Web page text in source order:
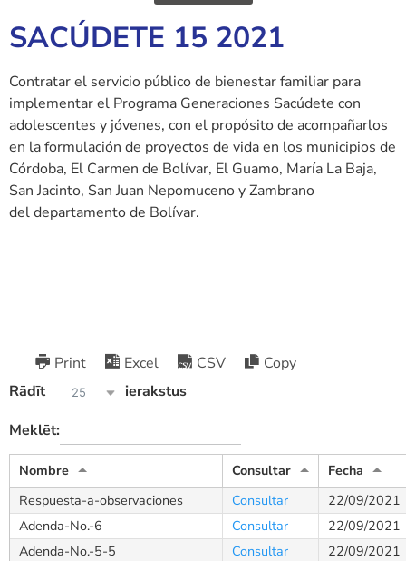
SACÚDETE 15 2021
Contratar el servicio público de bienestar familiar para
implementar el Programa Generaciones Sacúdete con
adolescentes y jóvenes, con el propósito de acompañarlos
en la formulación de proyectos de vida en los municipios de
Córdoba, El Carmen de Bolívar, El Guamo, María La Baja,
San Jacinto, San Juan Nepomuceno y Zambrano
del departamento de Bolívar.
Print Excel CSV
Copy
Rādīt
25
ierakstus
Meklēt:
Nombre Consultar
Fecha
Respuesta-a-observaciones
Consultar
22/09/2021
Adenda-No.-6
Consultar
22/09/2021
Adenda-No.-5-5
Consultar
22/09/2021